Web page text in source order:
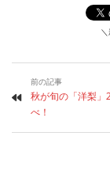
前の記事
秋が旬の「洋梨」
べ！